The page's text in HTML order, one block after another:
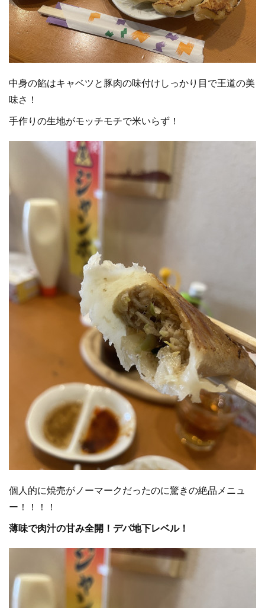
中身の餡はキャベツと豚肉の味付けしっかり目で王道の美
味さ！
手作りの生地がモッチモチで米いらず！
個人的に焼売がノーマークだったのに驚きの絶品メニュ
ー！！！！
薄味で肉汁の甘み全開！デパ地下レベル！